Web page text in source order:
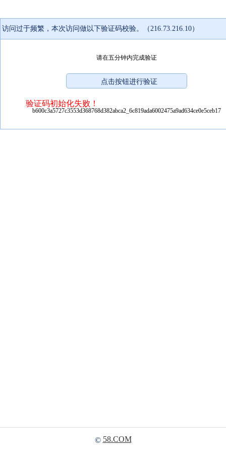
访问过于频繁，本次访问做以下验证码校验。（216.73.216.10）
请在五分钟内完成验证
验证码初始化失败！
b600c3a5727c3553d368768d382abca2_6c819ada6002475a9ad634ce0e5ceb17
© 58.COM